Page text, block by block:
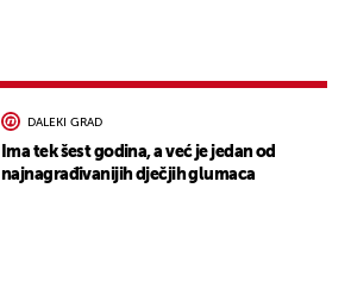
DALEKI GRAD
Ima tek šest godina, a već je jedan od
najnagrađivanijih dječjih glumaca